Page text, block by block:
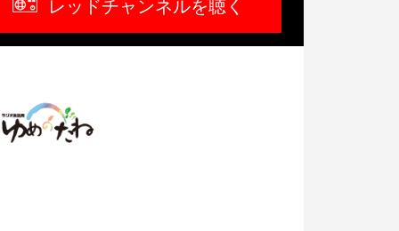
レッドチャンネルを聴く